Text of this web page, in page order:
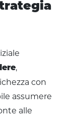
,
con
assumere
alle